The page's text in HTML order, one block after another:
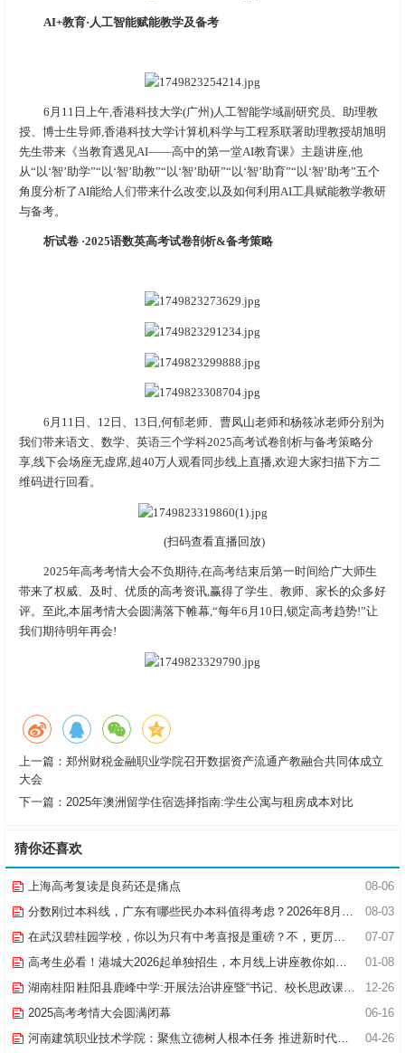
AI+教育· 人工智能赋能教学及备考
6月11日上午,香港科技大学(广州)人工智能学域副研究员、助理教
授、博士生导师,香港科技大学计算机科学与工程系联署助理教授胡旭明
先生带来《当教育遇见AI——高中的第一堂AI教育课》主题讲座,他
从“以‘智’助学”“以‘智’助教”“以‘智’助研”“以‘智’助育”“以‘智’助考”五个
角度分析了AI能给人们带来什么改变,以及如何利用AI工具赋能教学教研
与备考。
析试卷 ·2025语数英高考试卷剖析&备考策略
6月11日、12日、13日,何郁老师、曹凤山老师和杨筱冰老师分别为
我们带来语文、数学、英语三个学科2025高考试卷剖析与备考策略分
享,线下会场座无虚席,超40万人观看同步线上直播,欢迎大家扫描下方二
维码进行回看。
(扫码查看直播回放)
2025年高考考情大会不负期待,在高考结束后第一时间给广大师生
带来了权威、及时、优质的高考资讯,赢得了学生、教师、家长的众多好
评。至此,本届考情大会圆满落下帷幕,“每年6月10日,锁定高考趋势!”让
我们期待明年再会!
上一篇： 郑州财税金融职业学院召开数据资产流通产教融合共同体成立
大会
下一篇： 2025年澳洲留学住宿选择指南:学生公寓与租房成本对比
猜你还喜欢
08-06
上海高考复读是良药还是痛点
08-03
分数刚过本科线，广东有哪些民办本科值得考虑？2026年8月报考指南
07-07
在武汉碧桂园学校，你以为只有中考喜报是重磅？不，更厉害的是幼小初（高）跨学段贯通培养项目！
01-08
高考生必看！港城大2026起单独招生，本月线上讲座教你如何“双线冲刺”
12-26
湖南桂阳∣桂阳县鹿峰中学:开展法治讲座暨“书记、校长思政课堂”活动
06-16
2025高考考情大会圆满闭幕
04-26
河南建筑职业技术学院：聚焦立德树人根本任务 推进新时代思政课建设